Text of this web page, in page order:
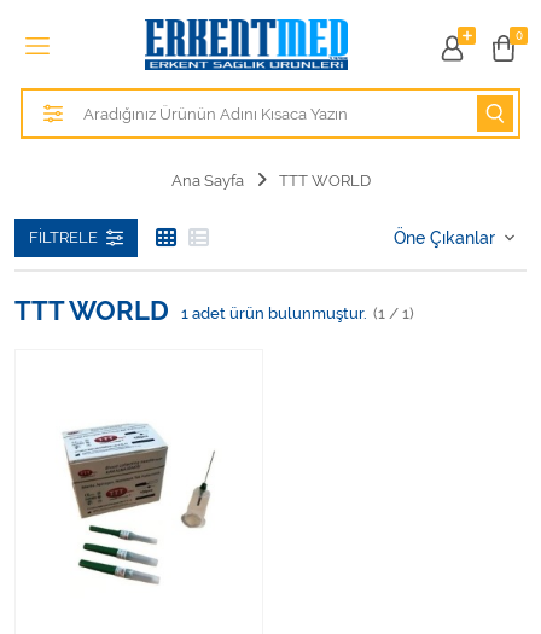
0
Tüm Kategoriler
Alezler
Hasta Bakım Ürünleri
Hastane Mobilyaları
Kişisel Bakım ve Sağlık
Kişisel Bakım ve Sağlık
Ana Sayfa TTT WORLD
FILTRELE
TTT WORLD 1 adet ürün bulunmuştur. (1 / 1)